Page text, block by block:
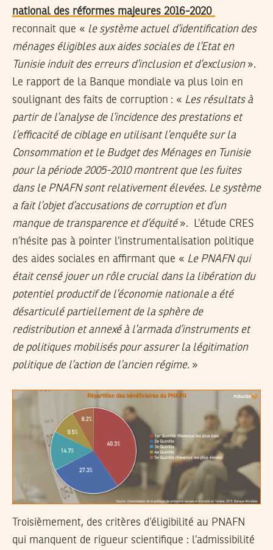
national des réformes majeures 2016-2020
reconnait que « le système actuel d’identification des
ménages éligibles aux aides sociales de l’Etat en
Tunisie induit des erreurs d’inclusion et d’exclusion».
Le rapport de la Banque mondiale va plus loin en
soulignant des faits de corruption : « Les résultats à
partir de l’analyse de l’incidence des prestations et
l’efficacité de ciblage en utilisant l’enquête sur la
Consommation et le Budget des Ménages en Tunisie
pour la période 2005-2010 montrent que les fuites
dans le PNAFN sont relativement élevées. Le système
a fait l’objet d’accusations de corruption et d’un
manque de transparence et d’équité ». L’étude CRES
n’hésite pas à pointer l’instrumentalisation politique
des aides sociales en affirmant que « Le PNAFN qui
était censé jouer un rôle crucial dans la libération du
potentiel productif de l’économie nationale a été
désarticulé partiellement de la sphère de
redistribution et annexé à l’armada d’instruments et
de politiques mobilisés pour assurer la légitimation
politique de l’action de l’ancien régime. »
Troisièmement, des critères d’éligibilité au PNAFN
qui manquent de rigueur scientifique : l’admissibilité